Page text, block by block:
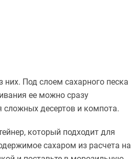
Под слоем сахарного песка
ее можно сразу
сложных десертов и компота.
который подходит для
сахаром из расчета на